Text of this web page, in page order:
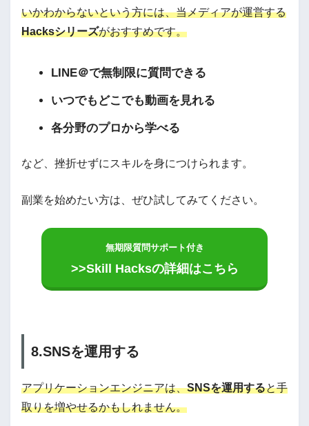
いかわからないという方には、当メディアが運営する
Hacksシリーズがおすすめです。
LINE＠で無制限に質問できる
いつでもどこでも動画を見れる
各分野のプロから学べる
など、挫折せずにスキルを身につけられます。
副業を始めたい方は、ぜひ試してみてください。
無期限質問サポート付き
>>Skill Hacksの詳細はこちら
8.SNSを運用する
アプリケーションエンジニアは、SNSを運用すると手
取りを増やせるかもしれません。